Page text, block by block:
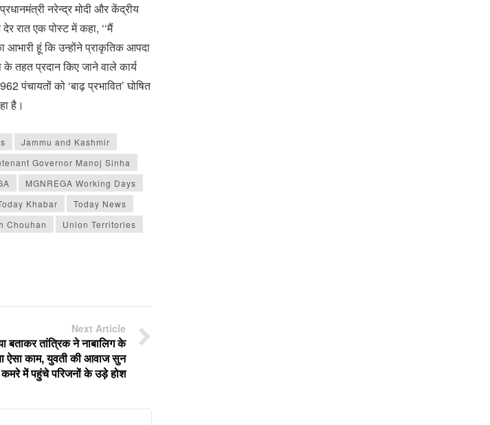
नरेन्द्र मोदी और केंद्रीय
रात एक पोस्ट में कहा, ‘‘मैं
आभारी हूं कि उन्होंने प्राकृतिक आपदा
के तहत प्रदान किए जाने वाले कार्य
पंचायतों को ‘बाढ़ प्रभावित’ घोषित
है।
Jammu and Kashmir
Governor Manoj Sinha
MGNREGA Working Days
Khabar
Today News
Chouhan Union Territories
Next Article
बताकर तांत्रिक ने नाबालिग के
ऐसा काम, युवती की आवाज सुन
कमरे में पहुंचे परिजनों के उड़े होश